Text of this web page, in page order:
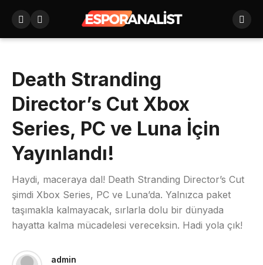
Death Stranding
Director’s Cut Xbox
Series, PC ve Luna İçin
Yayınlandı!
Haydi, maceraya dal! Death Stranding Director’s Cut
şimdi Xbox Series, PC ve Luna’da. Yalnızca paket
taşımakla kalmayacak, sırlarla dolu bir dünyada
hayatta kalma mücadelesi vereceksin. Hadi yola çık!
admin